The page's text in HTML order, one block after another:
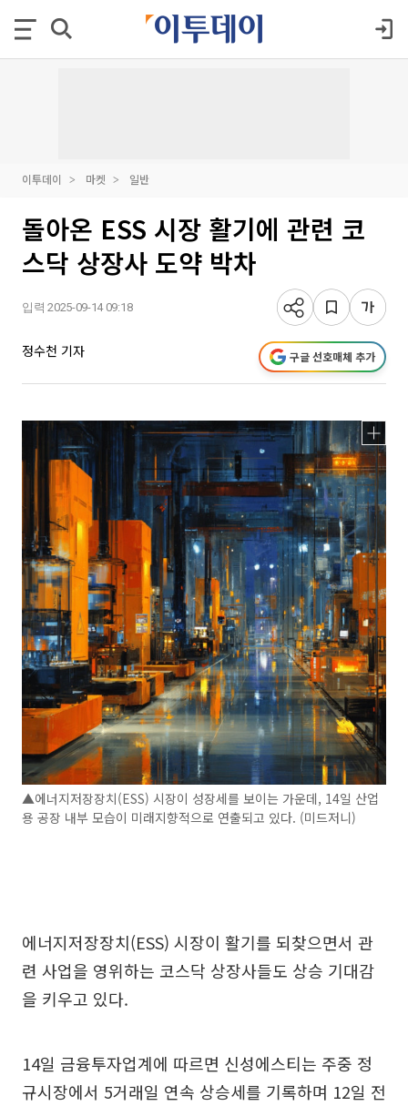
이투데이 마켓 일반
돌아온 ESS 시장 활기에 관련 코
스닥 상장사 도약 박차
입력 2025-09-14 09:18
정수천 기자 구글 선호매체 추가
▲에너지저장장치(ESS) 시장이 성장세를 보이는 가운데, 14일 산업
용 공장 내부 모습이 미래지향적으로 연출되고 있다. (미드저니)
에너지저장장치(ESS) 시장이 활기를 되찾으면서 관
련 사업을 영위하는 코스닥 상장사들도 상승 기대감
을 키우고 있다.
14일 금융투자업계에 따르면 신성에스티는 주중 정
규시장에서 5거래일 연속 상승세를 기록하며 12일 전